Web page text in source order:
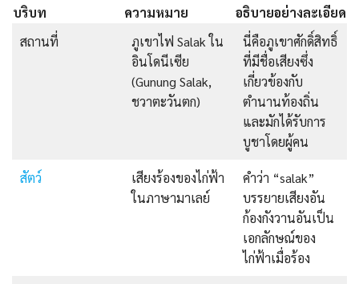
บริบท ความหมาย
อธิบายอย่างละเอียด
สถานที่
ภูเขาไฟ Salak ใน
อินโดนีเซีย
(Gunung Salak,
ชวาตะวันตก)
นี่คือภูเขาศักดิ์สิทธิ์
ที่มีชื่อเสียงซึ่ง
เกี่ยวข้องกับ
ตำนานท้องถิ่น
และมักได้รับการ
บูชาโดยผู้คน
สัตว์
เสียงร้องของไก่ฟ้า
ในภาษามาเลย์
คำว่า “salak”
บรรยายเสียงอัน
ก้องกังวานอันเป็น
เอกลักษณ์ของ
ไก่ฟ้าเมื่อร้อง